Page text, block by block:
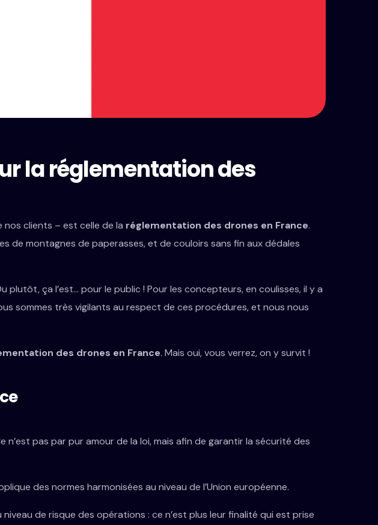
la réglementation des
nos clients – est celle de la réglementation des drones en France.
de montagnes de paperasses, et de couloirs sans fin aux dédales
plutôt, ça l’est… pour le public ! Pour les concepteurs, en coulisses, il y a
sommes très vigilants au respect de ces procédures, et nous nous
des drones en France. Mais oui, vous verrez, on y survit !
pas par pur amour de la loi, mais afin de garantir la sécurité des
des normes harmonisées au niveau de l’Union européenne.
de risque des opérations : ce n’est plus leur finalité qui est prise